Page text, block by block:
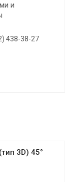
и
438-38-27
3D) 45°